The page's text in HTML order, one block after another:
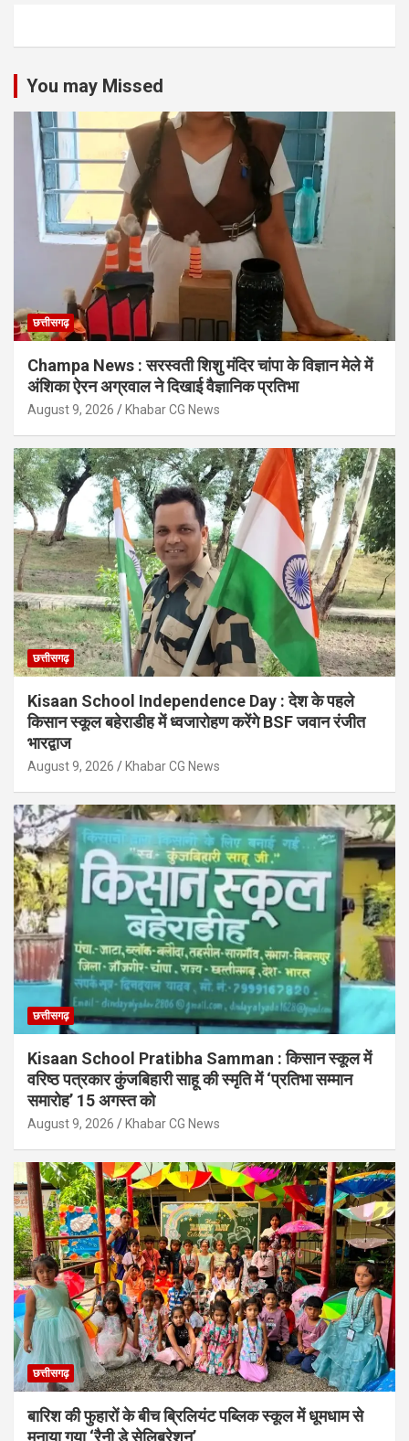
You may Missed
छत्तीसगढ़
Champa News : सरस्वती शिशु मंदिर चांपा के विज्ञान मेले में
अंशिका ऐरन अग्रवाल ने दिखाई वैज्ञानिक प्रतिभा
August 9, 2026 Khabar CG News
छत्तीसगढ़
Kisaan School Independence Day : देश के पहले
किसान स्कूल बहेराडीह में ध्वजारोहण करेंगे BSF जवान रंजीत
भारद्वाज
August 9, 2026 Khabar CG News
छत्तीसगढ़
Kisaan School Pratibha Samman : किसान स्कूल में
वरिष्ठ पत्रकार कुंजबिहारी साहू की स्मृति में ‘प्रतिभा सम्मान
समारोह’ 15 अगस्त को
August 9, 2026 Khabar CG News
छत्तीसगढ़
बारिश की फुहारों के बीच ब्रिलियंट पब्लिक स्कूल में धूमधाम से
मनाया गया ‘रैनी डे सेलिब्रेशन’